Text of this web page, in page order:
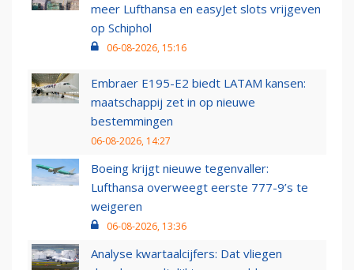
meer Lufthansa en easyJet slots vrijgeven
op Schiphol
06-08-2026, 15:16
Embraer E195-E2 biedt LATAM kansen:
maatschappij zet in op nieuwe
bestemmingen
06-08-2026, 14:27
Boeing krijgt nieuwe tegenvaller:
Lufthansa overweegt eerste 777-9’s te
weigeren
06-08-2026, 13:36
Analyse kwartaalcijfers: Dat vliegen